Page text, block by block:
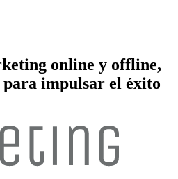
online y offline,
impulsar el éxito